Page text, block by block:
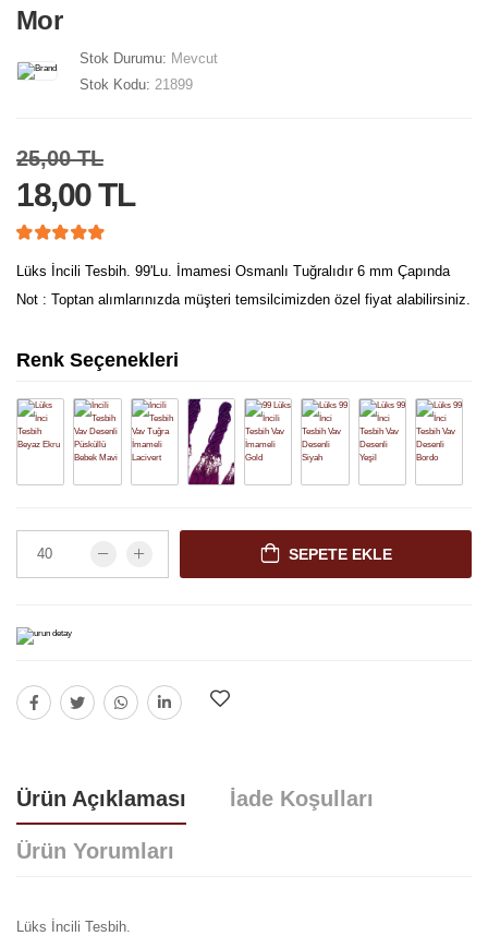
Mor
Stok Durumu: Mevcut
Stok Kodu: 21899
25,00 TL
18,00 TL
Lüks İncili Tesbih. 99'Lu. İmamesi Osmanlı Tuğralıdır 6 mm Çapında
Not : Toptan alımlarınızda müşteri temsilcimizden özel fiyat alabilirsiniz.
Renk Seçenekleri
SEPETE EKLE
Ürün Açıklaması İade Koşulları
Ürün Yorumları
Lüks İncili Tesbih.